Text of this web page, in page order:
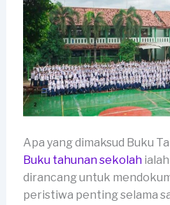
Apa yang dimaksud Buku
Buku tahunan sekolahialah
dirancang untuk
peristiwa penting selama